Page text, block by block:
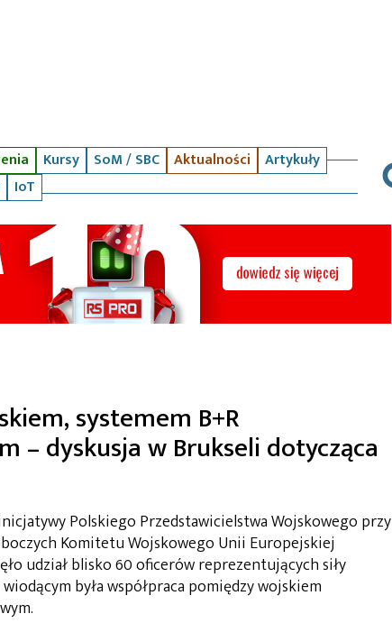
Kursy SoM / SBC Aktualności
Artykuły
IoT
systemem B+R
– dyskusja w Brukseli dotycząca
Polskiego Przedstawicielstwa Wojskowego przy
Komitetu Wojskowego Unii Europejskiej
udział blisko 60 oficerów reprezentujących siły
była współpraca pomiędzy wojskiem